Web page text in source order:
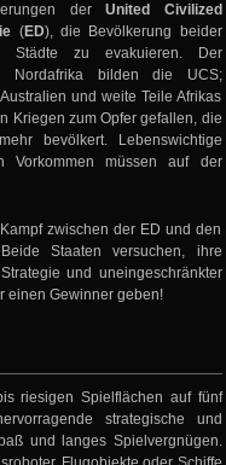
derUnited Civilized
(ED), die Bevölkerung beider
Städte zu evakuieren. Der
Nordafrika bilden die UCS;
und weite Teile Afrikas
Kriegen zum Opfer gefallen, die
bevölkert. Lebenswichtige
Vorkommen müssen auf der
zwischen der ED und den
Staaten versuchen, ihre
und uneingeschränkter
einen Gewinner geben!
riesigen Spielflächen auf fünf
strategische und
und langes Spielvergnügen.